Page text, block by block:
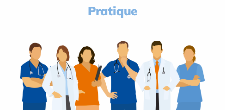
Pratique